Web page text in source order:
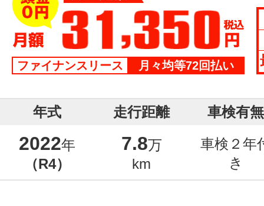
ファイナンスリース 月々均等72回払い
年式 走行距離 車検有無
2022年
（R4）
7.8万
km
車検２年
き